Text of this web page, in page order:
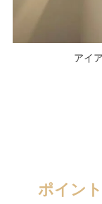
アイ
ポイン